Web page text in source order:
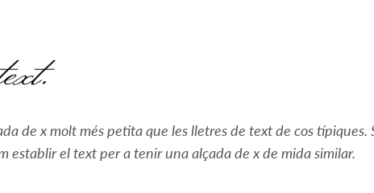
de x molt més petita que les lletres de text de cos típiques.
establir el text per a tenir una alçada de x de mida similar.